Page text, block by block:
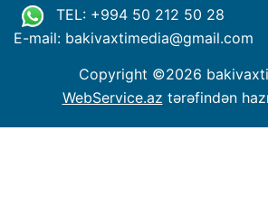
TEL: +994 50 212 50 28
E-mail: bakivaxtimedia@gmail.com
Copyright ©2026
WebService.az tərəfindən